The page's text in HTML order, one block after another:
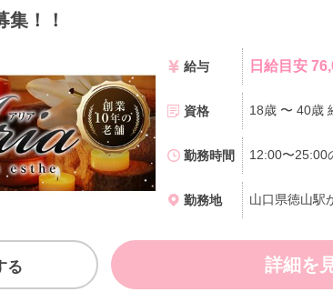
集！！
給与 日給目安
資格
勤務時間
勤務地 山口県徳山駅
る 詳細を